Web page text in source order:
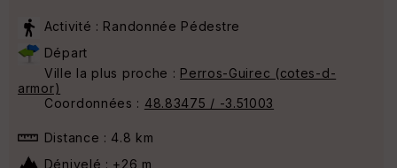
Activité : Randonnée Pédestre
Départ
Ville la plus proche : Perros-Guirec (cotes-d-
armor)
Coordonnées : 48.83475 / -3.51003
Distance : 4.8 km
Dénivelé : +26 m